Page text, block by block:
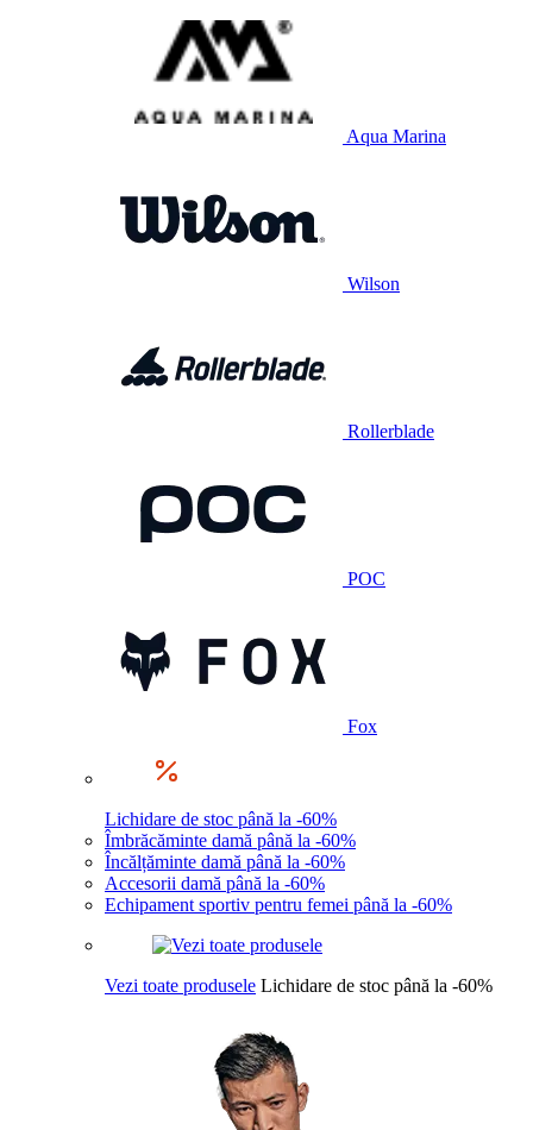
Aqua Marina
Wilson
Rollerblade
POC
Fox
Lichidare de stoc până la -60%
Îmbrăcăminte damă până la -60%
Încălțăminte damă până la -60%
Accesorii damă până la -60%
Echipament sportiv pentru femei până la -60%
Vezi toate produsele Lichidare de stoc până la -60%